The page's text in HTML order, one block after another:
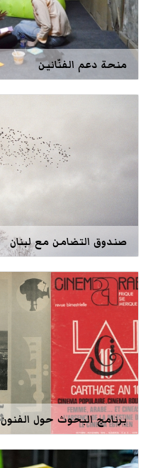
منحة دعم الفنّانين
صندوق التضامن مع لبنان
برنامج البحوث حول الفنون